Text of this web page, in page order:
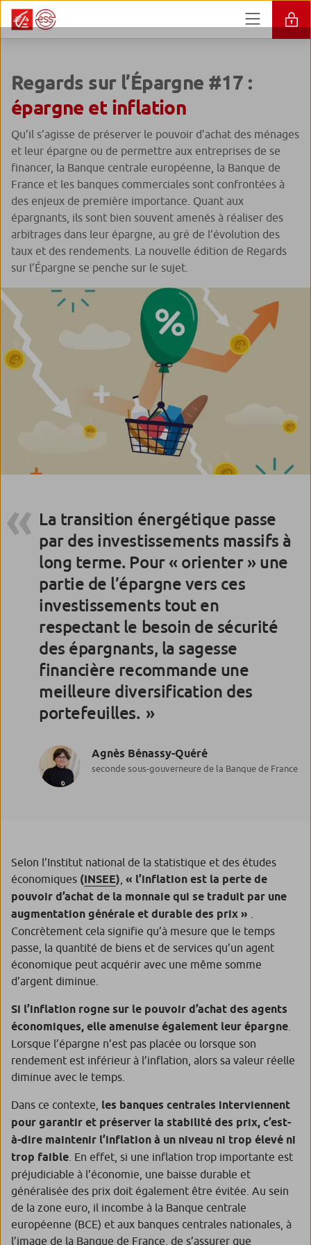
Regards sur l’Épargne #17 :
épargne et inflation
Qu’il s’agisse de préserver le pouvoir d’achat des ménages
et leur épargne ou de permettre aux entreprises de se
financer, la Banque centrale européenne, la Banque de
France et les banques commerciales sont confrontées à
des enjeux de première importance. Quant aux
épargnants, ils sont bien souvent amenés à réaliser des
arbitrages dans leur épargne, au gré de l’évolution des
taux et des rendements. La nouvelle édition de Regards
sur l’Épargne se penche sur le sujet.
La transition énergétique passe
par des investissements massifs à
long terme. Pour « orienter » une
partie de l’épargne vers ces
investissements tout en
respectant le besoin de sécurité
des épargnants, la sagesse
financière recommande une
meilleure diversification des
portefeuilles.
Agnès Bénassy-Quéré
seconde sous-gouverneure de la Banque de France
Selon l’Institut national de la statistique et des études
économiques (INSEE) « l’inflation est la perte de
pouvoir d’achat de la monnaie qui se traduit par une
augmentation générale et durable des prix »
Concrètement cela signifie qu’à mesure que le temps
passe, la quantité de biens et de services qu’un agent
économique peut acquérir avec une même somme
d’argent diminue.
Si l’inflation rogne sur le pouvoir d’achat des agents
économiques, elle amenuise également leur épargne
Lorsque l’épargne n’est pas placée ou lorsque son
rendement est inférieur à l’inflation, alors sa valeur réelle
diminue avec le temps.
Dans ce contexte, les banques centrales interviennent
pour garantir et préserver la stabilité des prix, c’est-
à-dire maintenir l’inflation à un niveau ni trop élevé ni
trop faible . En effet, si une inflation trop importante est
préjudiciable à l’économie, une baisse durable et
généralisée des prix doit également être évitée. Au sein
de la zone euro, il incombe à la Banque centrale
européenne (BCE) et aux banques centrales nationales, à
l’image de la Banque de France, de s’assurer que